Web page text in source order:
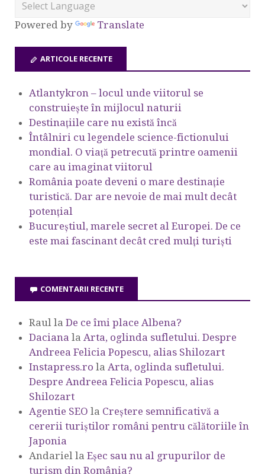
Powered by Translate
ARTICOLE RECENTE
Atlantykron – locul unde viitorul se
construiește în mijlocul naturii
Destinațiile care nu există încă
Întâlniri cu legendele science-fictionului
mondial. O viață petrecută printre oamenii
care au imaginat viitorul
România poate deveni o mare destinație
turistică. Dar are nevoie de mai mult decât
potențial
Bucureștiul, marele secret al Europei. De ce
este mai fascinant decât cred mulți turiști
COMENTARII RECENTE
Raul la De ce îmi place Albena?
Daciana la Arta, oglinda sufletului. Despre
Andreea Felicia Popescu, alias Shilozart
Instapress.ro la Arta, oglinda sufletului.
Despre Andreea Felicia Popescu, alias
Shilozart
Agentie SEO la Creștere semnificativă a
cererii turiștilor români pentru călătoriile în
Japonia
Andariel la Eşec sau nu al grupurilor de
turism din România?